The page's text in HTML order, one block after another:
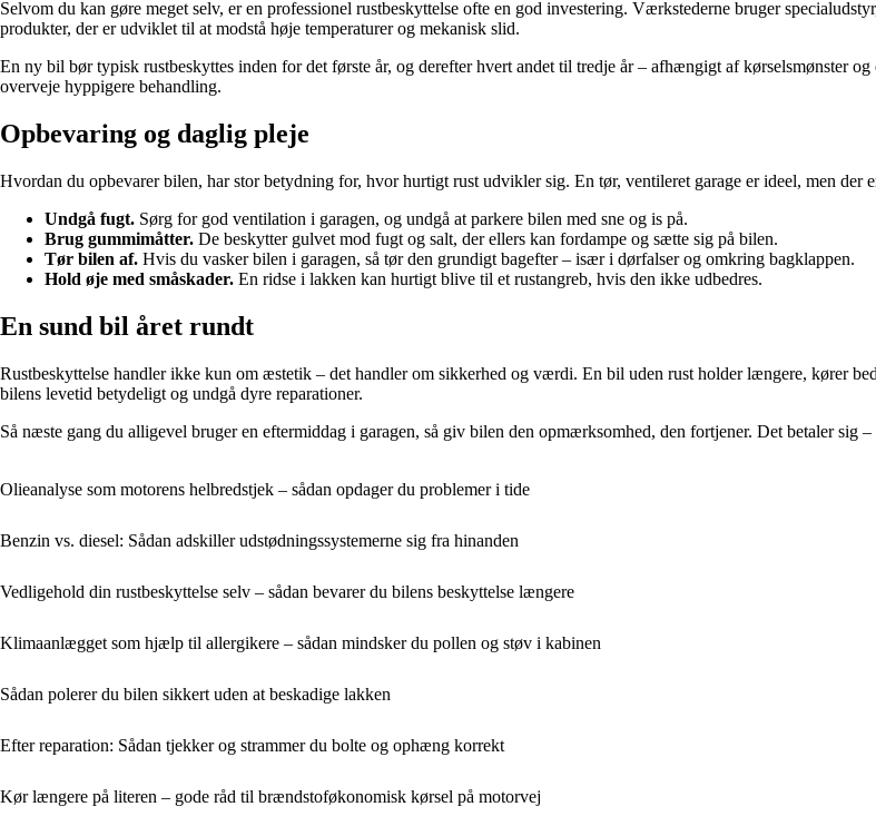
Selvom du kan gøre meget selv, er en professionel rustbeskyttelse ofte en god investering. Værkstederne bruger
produkter, der er udviklet til at modstå høje temperaturer og mekanisk slid.
En ny bil bør typisk rustbeskyttes inden for det første år, og derefter hvert andet til tredje år – afhængigt af kørselsmønster
overveje hyppigere behandling.
Opbevaring og daglig pleje
Hvordan du opbevarer bilen, har stor betydning for, hvor hurtigt rust udvikler sig. En tør, ventileret garage er ideel, men
Undgå fugt. Sørg for god ventilation i garagen, og undgå at parkere bilen med sne og is på.
Brug gummimåtter. De beskytter gulvet mod fugt og salt, der ellers kan fordampe og sætte sig på bilen.
Tør bilen af. Hvis du vasker bilen i garagen, så tør den grundigt bagefter – især i dørfalser og omkring bagklappen.
Hold øje med småskader. En ridse i lakken kan hurtigt blive til et rustangreb, hvis den ikke udbedres.
En sund bil året rundt
Rustbeskyttelse handler ikke kun om æstetik – det handler om sikkerhed og værdi. En bil uden rust holder længere, kører
bilens levetid betydeligt og undgå dyre reparationer.
Så næste gang du alligevel bruger en eftermiddag i garagen, så giv bilen den opmærksomhed, den fortjener. Det betaler sig
Olieanalyse som motorens helbredstjek – sådan opdager du problemer i tide
Benzin vs. diesel: Sådan adskiller udstødningssystemerne sig fra hinanden
Vedligehold din rustbeskyttelse selv – sådan bevarer du bilens beskyttelse længere
Klimaanlægget som hjælp til allergikere – sådan mindsker du pollen og støv i kabinen
Sådan polerer du bilen sikkert uden at beskadige lakken
Efter reparation: Sådan tjekker og strammer du bolte og ophæng korrekt
Kør længere på literen – gode råd til brændstoføkonomisk kørsel på motorvej